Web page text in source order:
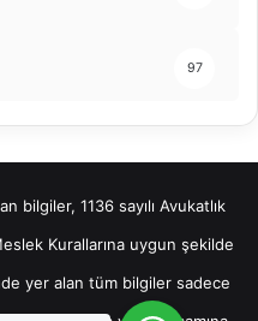
97
bilgiler, 1136 sayılı Avukatlık
Kurallarına uygun şekilde
yer alan tüm bilgiler sadece